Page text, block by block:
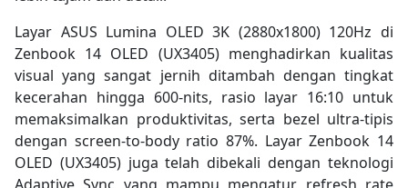
Layar ASUS Lumina OLED 3K (2880x1800) 120Hz di
Zenbook 14 OLED (UX3405) menghadirkan kualitas
visual yang sangat jernih ditambah dengan tingkat
kecerahan hingga 600-nits, rasio layar 16:10 untuk
memaksimalkan produktivitas, serta bezel ultra-tipis
dengan screen-to-body ratio 87%. Layar Zenbook 14
OLED (UX3405) juga telah dibekali dengan teknologi
Adaptive Sync yang mampu mengatur refresh rate